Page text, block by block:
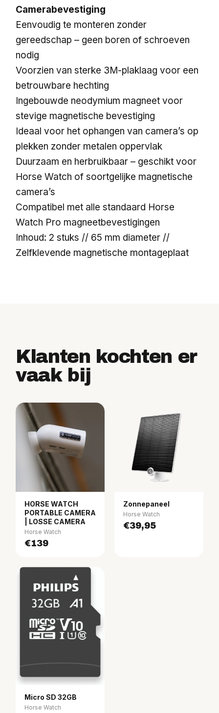
Camerabevestiging
Eenvoudig te monteren zonder
gereedschap – geen boren of schroeven
nodig
Voorzien van sterke 3M-plaklaag voor een
betrouwbare hechting
Ingebouwde neodymium magneet voor
stevige magnetische bevestiging
Ideaal voor het ophangen van camera’s op
plekken zonder metalen oppervlak
Duurzaam en herbruikbaar – geschikt voor
Horse Watch of soortgelijke magnetische
camera’s
Compatibel met alle standaard Horse
Watch Pro magneetbevestigingen
Inhoud: 2 stuks // 65 mm diameter //
Zelfklevende magnetische montageplaat
Klanten kochten er
vaak bij
HORSE WATCH
PORTABLE CAMERA
| LOSSE CAMERA
Horse Watch
€139
Zonnepaneel
Horse Watch
€39,95
Micro SD 32GB
Horse Watch